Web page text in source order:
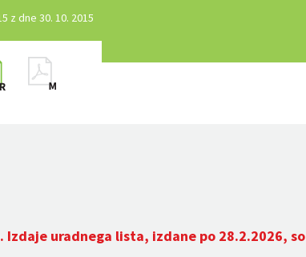
z dne 30. 10. 2015
Izdaje uradnega lista, izdane po 28.2.2026, so